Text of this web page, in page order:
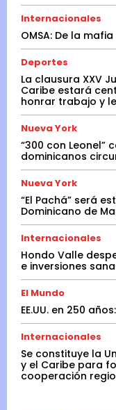
Internacionales
OMSA: De la
Deportes
La clausura XXV
Caribe estará
honrar trabajo y
Nueva York
“300 con Leonel”
dominicanos
Nueva York
“El Pachá” será
Dominicano de
Internacionales
Hondo Valle
e inversiones
El Mundo
EE.UU. en 250
Internacionales
Se constituye la
y el Caribe para
cooperación